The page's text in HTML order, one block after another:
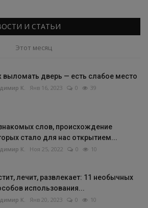
И СТАТЬИ
Этот месяц
выломать дверь — есть слабое место
К. Янв 16, 2023 0 39
слов, происхождение
стало для нас открытием...
К. Ноя 25, 2022 0 10
лечит, развлекает: 11 необычных
использования...
К. Янв 20, 2023 0 10